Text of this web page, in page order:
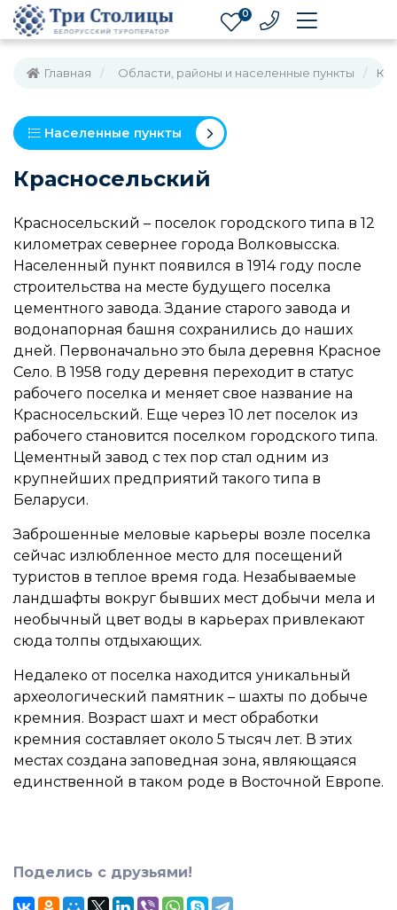
0
Главная Области, районы и населенные пункты
Населенные пункты
Красносельский
Красносельский – поселок городского типа в 12
километрах севернее города Волковысска.
Населенный пункт появился в 1914 году после
строительства на месте будущего поселка
цементного завода. Здание старого завода и
водонапорная башня сохранились до наших
дней. Первоначально это была деревня Красное
Село. В 1958 году деревня переходит в статус
рабочего поселка и меняет свое название на
Красносельский. Еще через 10 лет поселок из
рабочего становится поселком городского типа.
Цементный завод с тех пор стал одним из
крупнейших предприятий такого типа в
Беларуси.
Заброшенные меловые карьеры возле поселка
сейчас излюбленное место для посещений
туристов в теплое время года. Незабываемые
ландшафты вокруг бывших мест добычи мела и
необычный цвет воды в карьерах привлекают
сюда толпы отдыхающих.
Недалеко от поселка находится уникальный
археологический памятник – шахты по добыче
кремния. Возраст шахт и мест обработки
кремния составляет около 5 тысяч лет. В этих
местах создана заповедная зона, являющаяся
единственной в таком роде в Восточной Европе.
Поделись с друзьями!